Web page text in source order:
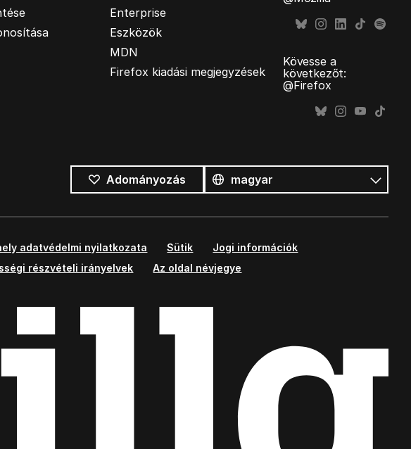
Enterprise
Eszközök
MDN
Firefox kiadási megjegyzések
Kövesse a
következőt:
@Firefox
Adományozás
nyelv
Nyelv
adatvédelmi nyilatkozata Sütik
Jogi információk
részvételi irányelvek
Az oldal névjegye